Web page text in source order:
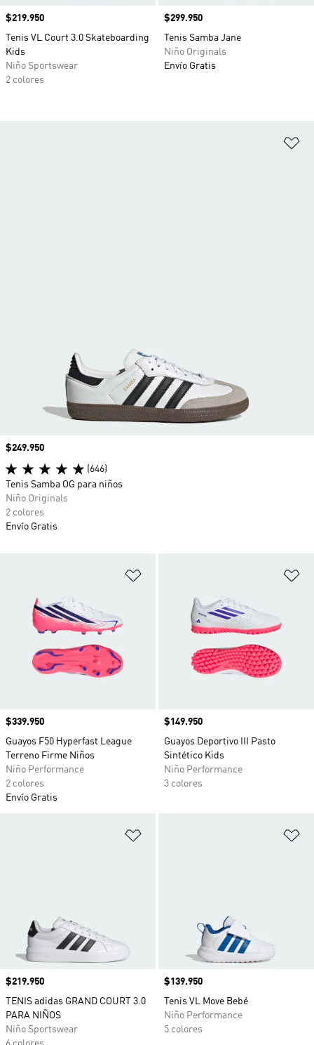
Precio
$219.950
Tenis VL Court 3.0 Skateboarding
Kids
Niño Sportswear
2 colores
Precio
$299.950
Tenis Samba Jane
Niño Originals
Envío Gratis
Precio
$339.950
Guayos F50 Hyperfast League
Terreno Firme Niños
Niño Performance
2 colores
Envío Gratis
Precio
$149.950
Guayos Deportivo III Pasto
Sintético Kids
Niño Performance
3 colores
Precio
$219.950
TENIS adidas GRAND COURT 3.0
PARA NIÑOS
Niño Sportswear
Precio
$139.950
Tenis VL Move Bebé
Niño Performance
5 colores
Precio
$249.950
(646)
Tenis Samba OG para niños
Niño Originals
2 colores
Envío Gratis